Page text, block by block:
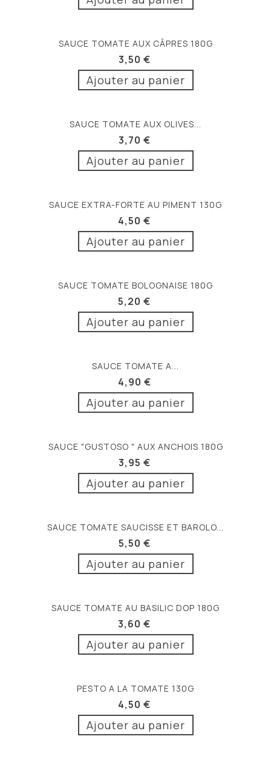
SAUCE TOMATE AUX CÂPRES 180G
3,50 €
Ajouter au panier
SAUCE TOMATE AUX OLIVES...
3,70 €
Ajouter au panier
SAUCE EXTRA-FORTE AU PIMENT 130G
4,50 €
Ajouter au panier
SAUCE TOMATE BOLOGNAISE 180G
5,20 €
Ajouter au panier
SAUCE TOMATE A...
4,90 €
Ajouter au panier
SAUCE "GUSTOSO " AUX ANCHOIS 180G
3,95 €
Ajouter au panier
SAUCE TOMATE SAUCISSE ET BAROLO...
5,50 €
Ajouter au panier
SAUCE TOMATE AU BASILIC DOP 180G
3,60 €
Ajouter au panier
PESTO A LA TOMATE 130G
4,50 €
Ajouter au panier